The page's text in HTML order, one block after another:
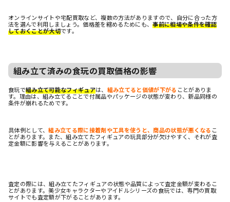
オンラインサイトや宅配買取など、複数の方法がありますので、自分に合った方
法を選んで利用しましょう。価格差を縮めるためにも、事前に相場や条件を確認
しておくことが大切です。
組み立て済みの食玩の買取価格の影響
食玩で組み立て可能なフィギュアは、 組み立てると価値が下がる ことがありま
す。理由は、組み立てることで付属品やパッケージの状態が変わり、新品同様の
条件が崩れるためです。
具体例として、組み立てる際に接着剤や工具を使うと、商品の状態が悪くなる こ
とがあります。また、組み立てたフィギュアの玩具部分が欠けやすく、それが査
定金額に影響を与えることがあります。
査定の際には、組み立てたフィギュアの状態や品質によって査定金額が変わるこ
とがあります。美少女キャラクターやアイドルシリーズの食玩では、専門の買取
サイトでも査定額が下がることがあります。